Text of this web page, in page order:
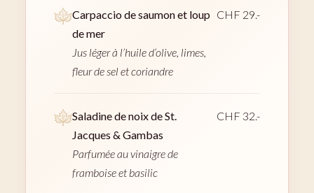
Carpaccio de saumon et loup
de mer
Jus léger à l’huile d’olive, limes,
fleur de sel et coriandre
CHF 29.-
Saladine de noix de St.
Jacques & Gambas
Parfumée au vinaigre de
framboise et basilic
CHF 32.-